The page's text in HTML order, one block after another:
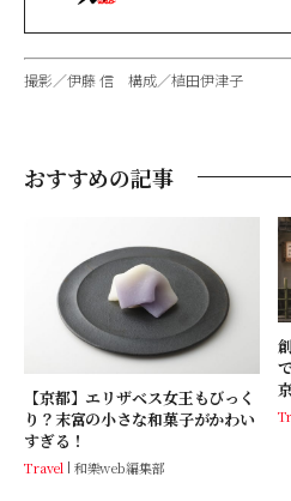
撮影／伊藤 信 構成／植田伊津子
おすすめの記事
【京都】エリザベス女王もびっく
り？末富の小さな和菓子がかわい
すぎる！
Travel 和樂web編集部